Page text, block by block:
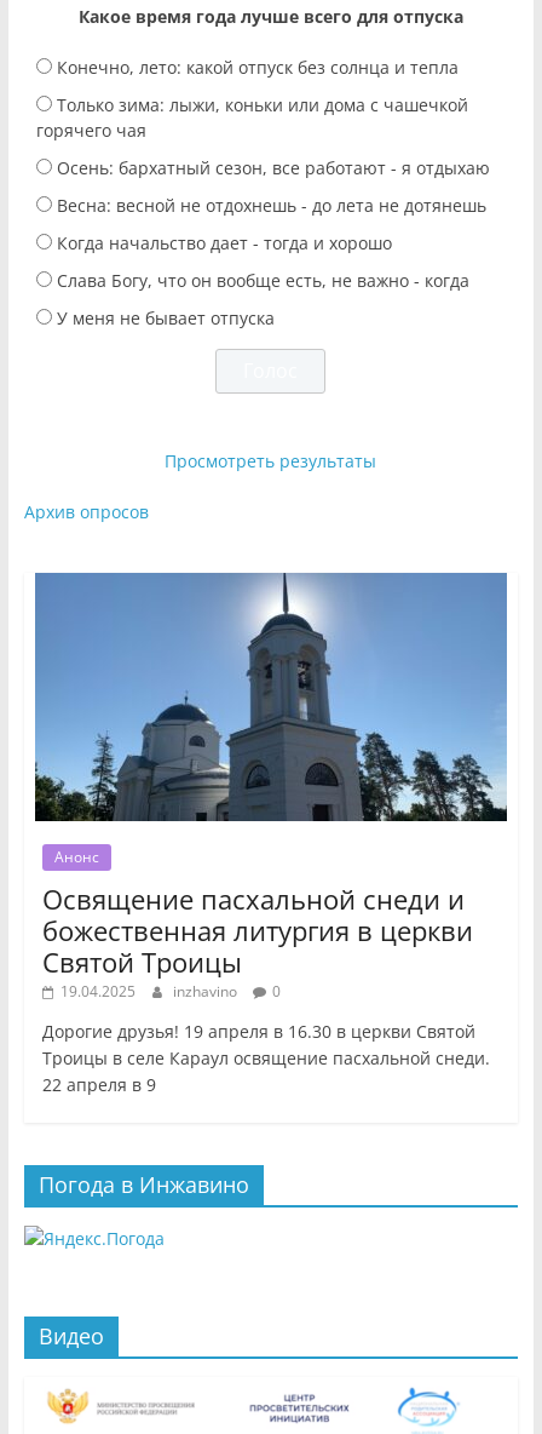
Какое время года лучше всего для отпуска
Конечно, лето: какой отпуск без солнца и тепла
Только зима: лыжи, коньки или дома с чашечкой
горячего чая
Осень: бархатный сезон, все работают - я отдыхаю
Весна: весной не отдохнешь - до лета не дотянешь
Когда начальство дает - тогда и хорошо
Слава Богу, что он вообще есть, не важно - когда
У меня не бывает отпуска
Просмотреть результаты
Архив опросов
Анонс
Освящение пасхальной снеди и
божественная литургия в церкви
Святой Троицы
19.04.2025 inzhavino 0
Дорогие друзья! 19 апреля в 16.30 в церкви Святой
Троицы в селе Караул освящение пасхальной снеди.
22 апреля в 9
Погода в Инжавино
Видео